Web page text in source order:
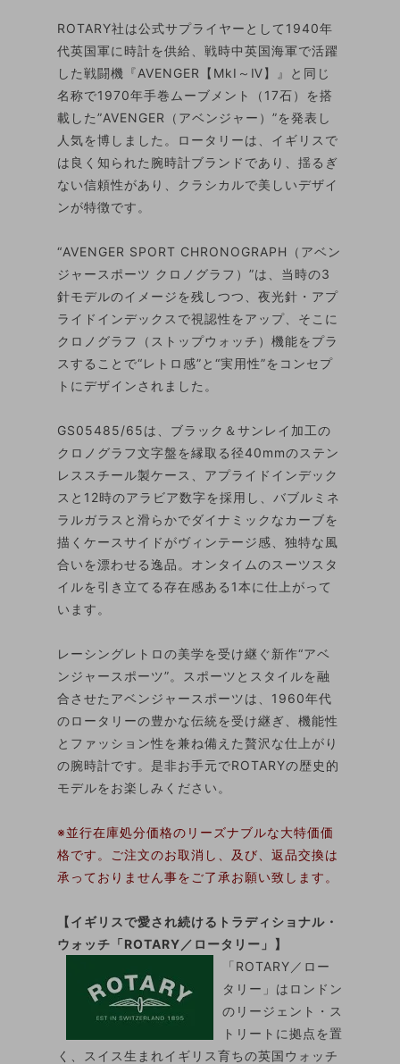
ROTARY社は公式サプライヤーとして1940年
代英国軍に時計を供給、戦時中英国海軍で活躍
した戦闘機『AVENGER【MkⅠ～Ⅳ】』と同じ
名称で1970年手巻ムーブメント（17石）を搭
載した”AVENGER（アベンジャー）”を発表し
人気を博しました。ロータリーは、イギリスで
は良く知られた腕時計ブランドであり、揺るぎ
ない信頼性があり、クラシカルで美しいデザイ
ンが特徴です。
“AVENGER SPORT CHRONOGRAPH（アベン
ジャースポーツ クロノグラフ）”は、当時の3
針モデルのイメージを残しつつ、夜光針・アプ
ライドインデックスで視認性をアップ、そこに
クロノグラフ（ストップウォッチ）機能をプラ
スすることで“レトロ感”と“実用性”をコンセプ
トにデザインされました。
GS05485/65は、ブラック＆サンレイ加工の
クロノグラフ文字盤を縁取る径40mmのステン
レススチール製ケース、アプライドインデック
スと12時のアラビア数字を採用し、バブルミネ
ラルガラスと滑らかでダイナミックなカーブを
描くケースサイドがヴィンテージ感、独特な風
合いを漂わせる逸品。オンタイムのスーツスタ
イルを引き立てる存在感ある1本に仕上がって
います。
レーシングレトロの美学を受け継ぐ新作“アベ
ンジャースポーツ”。スポーツとスタイルを融
合させたアベンジャースポーツは、1960年代
のロータリーの豊かな伝統を受け継ぎ、機能性
とファッション性を兼ね備えた贅沢な仕上がり
の腕時計です。是非お手元でROTARYの歴史的
モデルをお楽しみください。
※並行在庫処分価格のリーズナブルな大特価価
格です。ご注文のお取消し、及び、返品交換は
承っておりません事をご了承お願い致します。
【イギリスで愛され続けるトラディショナル・
ウォッチ「ROTARY／ロータリー」】
「ROTARY／ロー
タリー」はロンドン
のリージェント・ス
トリートに拠点を置
く、スイス生まれイギリス育ちの英国ウォッチ